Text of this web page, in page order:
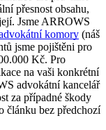
přesnost obsahu,
Jsme ARROWS
komory (náš
jsme pojištěni pro
Kč. Pro
na vaši konkrétní
advokátní kancelář
za případné škody
článku bez předchozí